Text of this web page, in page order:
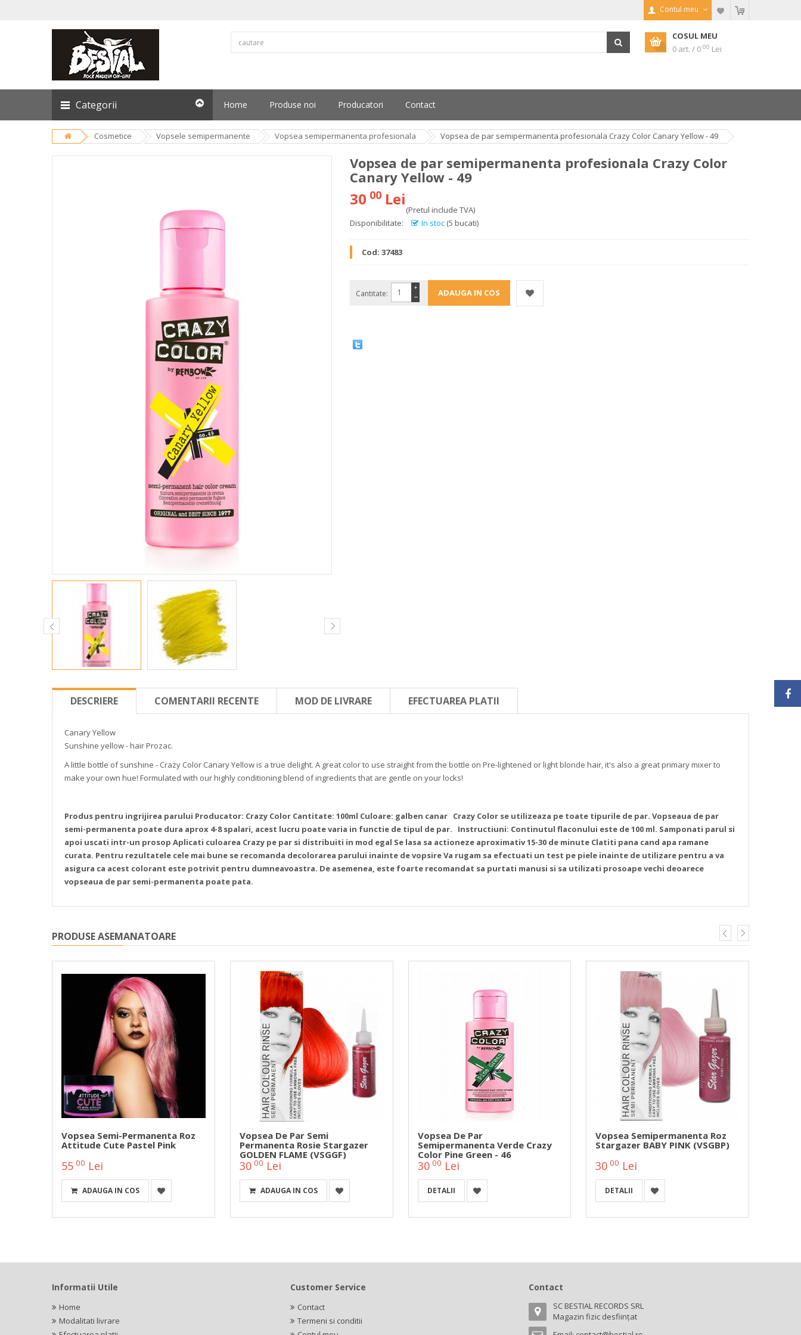
Contul meu
COSUL MEU
0 art. / 0 00 Lei
Categorii Home Produse noi Producatori Contact
Cosmetice Vopsele semipermanente Vopsea semipermanenta profesionala Vopsea de par semipermanenta profesionala Crazy Color Canary Yellow - 49
Vopsea de par semipermanenta profesionala Crazy Color
Canary Yellow - 49
30 00 Lei
(Pretul include TVA)
Disponibilitate:
In stoc (5 bucati)
Cod: 37483
Cantitate: −
+
DESCRIERE COMENTARII RECENTE MOD DE LIVRARE EFECTUAREA PLATII
Canary Yellow
Sunshine yellow - hair Prozac.
A little bottle of sunshine - Crazy Color Canary Yellow is a true delight. A great color to use straight from the bottle on Pre-lightened or light blonde hair, it's also a great primary mixer to
make your own hue! Formulated with our highly conditioning blend of ingredients that are gentle on your locks!
Produs pentru ingrijirea parului Producator: Crazy Color Cantitate: 100ml Culoare: galben canar Crazy Color se utilizeaza pe toate tipurile de par. Vopseaua de par
semi-permanenta poate dura aprox 4-8 spalari, acest lucru poate varia in functie de tipul de par.
Instructiuni: Continutul flaconului este de 100 ml. Samponati parul si
apoi uscati intr-un prosop Aplicati culoarea Crazy pe par si distribuiti in mod egal Se lasa sa actioneze aproximativ 15-30 de minute Clatiti pana cand apa ramane
curata. Pentru rezultatele cele mai bune se recomanda decolorarea parului inainte de vopsireVa rugam sa efectuati un test pe piele inainte de utilizare pentru a va
asigura ca acest colorant este potrivit pentru dumneavoastra. De asemenea, este foarte recomandat sa purtati manusi si sa utilizati prosoape vechi deoarece
vopseaua de par semi-permanenta poate pata.
PRODUSE ASEMANATOARE
Vopsea Semi-Permanenta Roz
Attitude Cute Pastel Pink
55 00 Lei
ADAUGA IN COS
Vopsea De Par Semi
Permanenta Rosie Stargazer
GOLDEN FLAME (VSGGF)
3000 Lei
ADAUGA IN COS
Vopsea De Par
Semipermanenta Verde Crazy
Color Pine Green - 46
3000 Lei
DETALII
Vopsea Semipermanenta Roz
Stargazer BABY PINK (VSGBP)
30 00 Lei
DETALII
Informatii Utile
Home
Modalitati livrare
Customer Service
Contact
Termeni si conditii
Contact
SC BESTIAL RECORDS SRL
Magazin fizic desființat